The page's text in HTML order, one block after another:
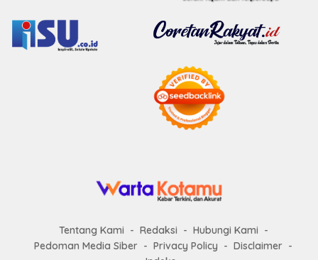
Tentang Kami Redaksi
Hubungi Kami
Pedoman Media Siber
Privacy Policy
Disclaimer